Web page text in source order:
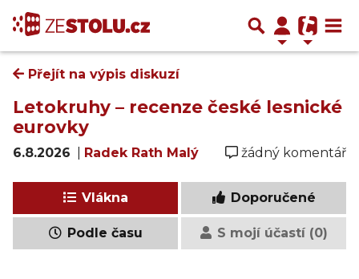
Přejít na výpis diskuzí
Letokruhy – recenze české lesnické
eurovky
6.8.2026 Radek Rath Malý žádný komentář
Vlákna Doporučené
Podle času S mojí účastí (0)